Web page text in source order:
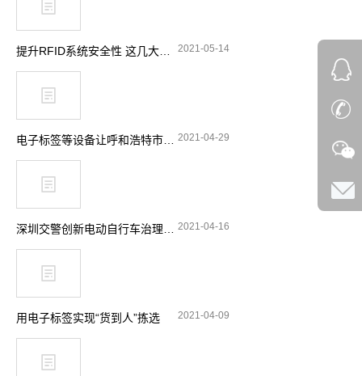
2021-05-14
2021-04-29
2021-04-16
用电子标签实现“货到人”拣选 2021-04-09